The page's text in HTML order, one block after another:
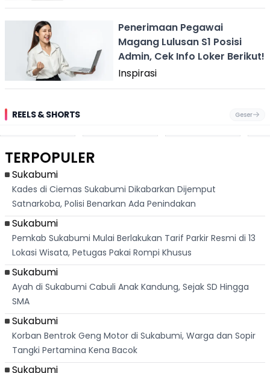
Penerimaan Pegawai
Magang Lulusan S1 Posisi
Admin, Cek Info Loker Berikut!
Inspirasi
REELS & SHORTS Geser
Festival Ekstrem
Banteng
"Bang Messi"
TERPOPULER
Sukabumi
Kades di Ciemas Sukabumi Dikabarkan Dijemput
Satnarkoba, Polisi Benarkan Ada Penindakan
Sukabumi
Pemkab Sukabumi Mulai Berlakukan Tarif Parkir Resmi di 13
Lokasi Wisata, Petugas Pakai Rompi Khusus
Sukabumi
Ayah di Sukabumi Cabuli Anak Kandung, Sejak SD Hingga
SMA
Sukabumi
Korban Bentrok Geng Motor di Sukabumi, Warga dan Sopir
Tangki Pertamina Kena Bacok
Sukabumi